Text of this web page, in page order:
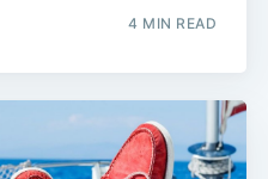
4 MIN READ